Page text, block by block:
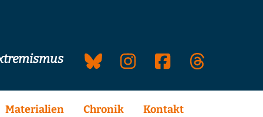
Materialien Chronik Kontakt